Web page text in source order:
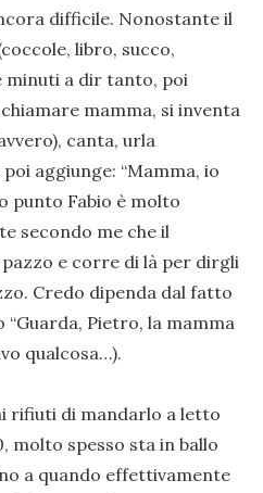
difficile. Nonostante il
libro, succo,
minuti a dir tanto, poi
mamma, si inventa
canta, urla
poi aggiunge: “Mamma, io
punto Fabio è molto
secondo me che il
e corre di là per dirgli
Credo dipenda dal fatto
Pietro, la mamma
qualcosa…).
rifiuti di mandarlo a letto
molto spesso sta in ballo
a quando effettivamente